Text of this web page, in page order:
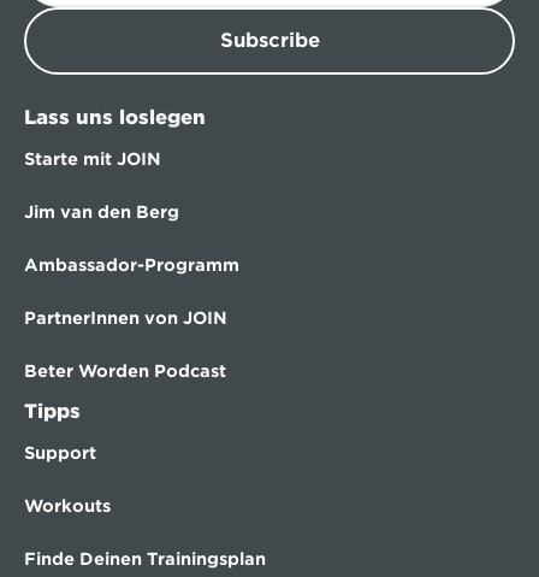
Subscribe
Lass uns loslegen
Starte mit JOIN
Jim van den Berg
Ambassador-Programm
PartnerInnen von JOIN
Beter Worden Podcast
Tipps
Support
Workouts
Finde Deinen Trainingsplan